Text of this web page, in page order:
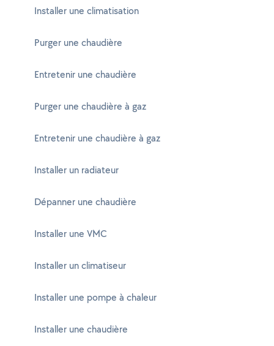
Installer une climatisation
Purger une chaudière
Entretenir une chaudière
Purger une chaudière à gaz
Entretenir une chaudière à gaz
Installer un radiateur
Dépanner une chaudière
Installer une VMC
Installer un climatiseur
Installer une pompe à chaleur
Installer une chaudière